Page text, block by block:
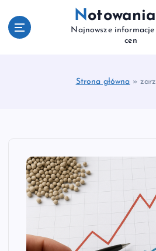
Najnowsze
cen
Strona główna »